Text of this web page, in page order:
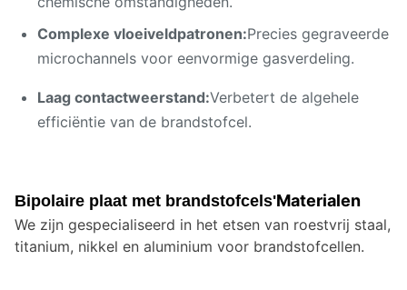
Complexe vloeiveldpatronen:Precies gegraveerde
microchannels voor eenvormige gasverdeling.
Laag contactweerstand:Verbetert de algehele
efficiëntie van de brandstofcel.
Bipolaire plaat met brandstofcel s'Materialen
We zijn gespecialiseerd in het etsen van roestvrij staal,
titanium, nikkel en aluminium voor brandstofcellen.